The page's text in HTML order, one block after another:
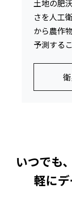
土地の肥
さを人工
から農作
予測する
いつでも
軽にデ